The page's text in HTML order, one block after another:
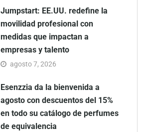
Jumpstart: EE.UU. redefine la
movilidad profesional con
medidas que impactan a
empresas y talento
agosto 7, 2026
Esenzzia da la bienvenida a
agosto con descuentos del 15%
en todo su catálogo de perfumes
de equivalencia